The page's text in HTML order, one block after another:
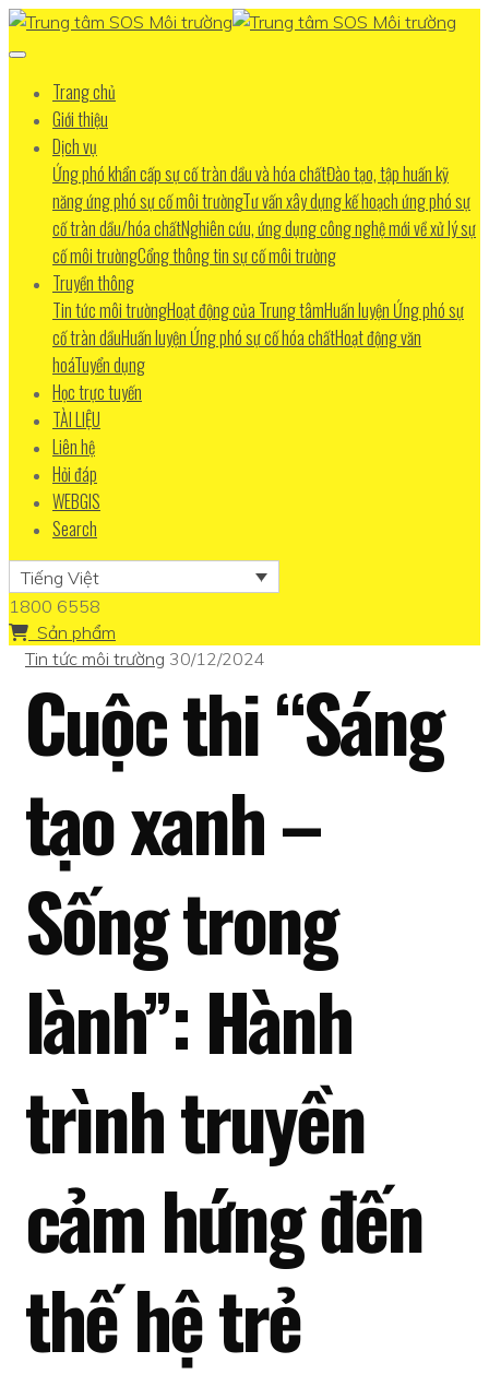
Trang chủ
Giới thiệu
Dịch vụ
Ứng phó khẩn cấp sự cố tràn dầu và hóa chấtĐào tạo, tập huấn kỹ
năng ứng phó sự cố môi trườngTư vấn xây dựng kế hoạch ứng phó sự
cố tràn dầu/hóa chấtNghiên cứu, ứng dụng công nghệ mới về xử lý sự
cố môi trườngCổng thông tin sự cố môi trường
Truyền thông
Tin tức môi trườngHoạt động của Trung tâmHuấn luyện Ứng phó sự
cố tràn dầuHuấn luyện Ứng phó sự cố hóa chấtHoạt động văn
hoáTuyển dụng
Học trực tuyến
TÀI LIỆU
Liên hệ
Hỏi đáp
WEBGIS
Search
Tiếng Việt
1800 6558
Sản phẩm
Tin tức môi trường 30/12/2024
Cuộc thi “Sáng
tạo xanh –
Sống trong
lành”: Hành
trình truyền
cảm hứng đến
thế hệ trẻ